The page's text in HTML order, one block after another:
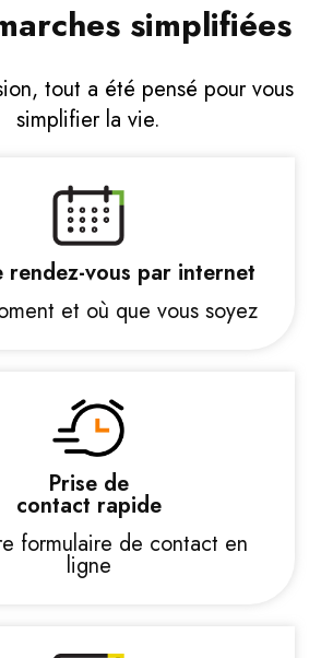
simplifiées
tout a été pensé pour vous
simplifier la vie.
rendez-vous par internet
et où que vous soyez
Prise de
contact rapide
formulaire de contact en
ligne